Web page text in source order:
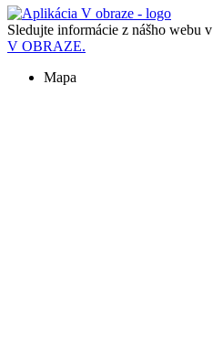
Sledujte informácie z nášho webu v
V OBRAZE.
Mapa